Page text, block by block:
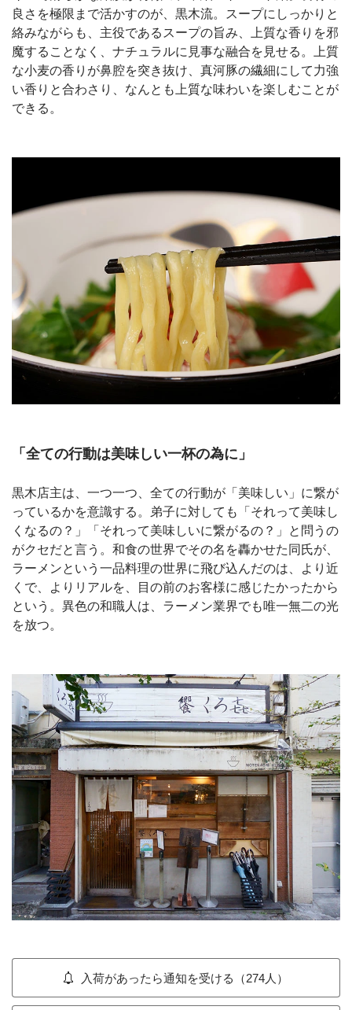
良さを極限まで活かすのが、黒木流。スープにしっかりと
絡みながらも、主役であるスープの旨み、上質な香りを邪
魔することなく、ナチュラルに見事な融合を見せる。上質
な小麦の香りが鼻腔を突き抜け、真河豚の繊細にして力強
い香りと合わさり、なんとも上質な味わいを楽しむことが
できる。
「全ての行動は美味しい一杯の為に」
黒木店主は、一つ一つ、全ての行動が「美味しい」に繋が
っているかを意識する。弟子に対しても「それって美味し
くなるの？」「それって美味しいに繋がるの？」と問うの
がクセだと言う。和食の世界でその名を轟かせた同氏が、
ラーメンという一品料理の世界に飛び込んだのは、より近
くで、よりリアルを、目の前のお客様に感じたかったから
という。異色の和職人は、ラーメン業界でも唯一無二の光
を放つ。
入荷があったら通知を受ける（274人）